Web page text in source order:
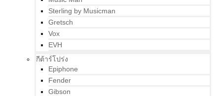
Sterling by Musicman
Gretsch
Vox
EVH
กีต้าร์โปร่ง
Epiphone
Fender
Gibson